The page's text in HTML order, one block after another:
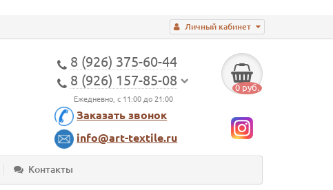
Личный кабинет
8 (926) 375-60-44
8 (926) 157-85-08
Ежедневно, с 11:00 до 21:00
Заказать звонок
info@art-textile.ru
0 руб.
Контакты